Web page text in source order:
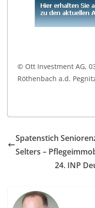
© Ott Investment AG,
Röthenbach a.d.
Spatenstich
Selters –
24. INP